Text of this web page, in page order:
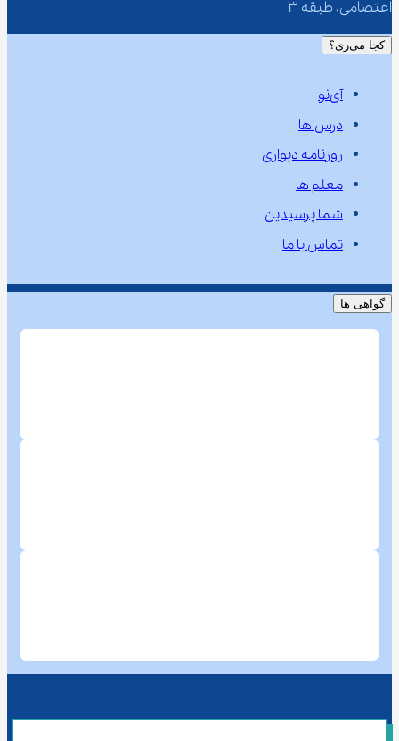
اعتصامی، طبقه 3
کجا می‌ری؟
آی‌نو
درس ها
روزنامه دیواری
معلم ها
شما پرسیدین
تماس با ما
گواهی ها